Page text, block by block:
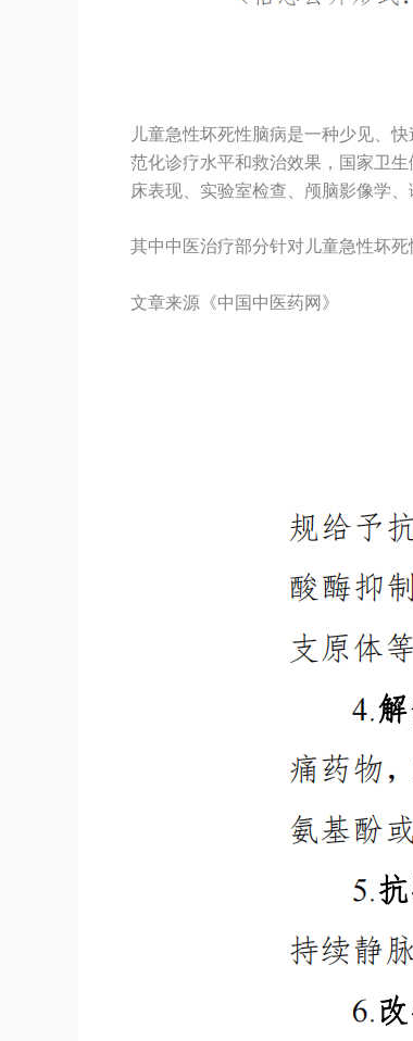
儿童急性坏死性脑病是一种少见、
范化诊疗水平和救治效果，国家卫
床表现、实验室检查、颅脑影像学
其中中医治疗部分针对儿童急性坏
文章来源《中国中医药网》